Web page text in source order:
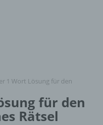
1 Wort Lösung für den
für den
Rätsel